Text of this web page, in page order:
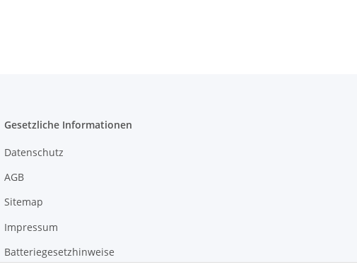
Gesetzliche Informationen
Datenschutz
AGB
Sitemap
Impressum
Batteriegesetzhinweise